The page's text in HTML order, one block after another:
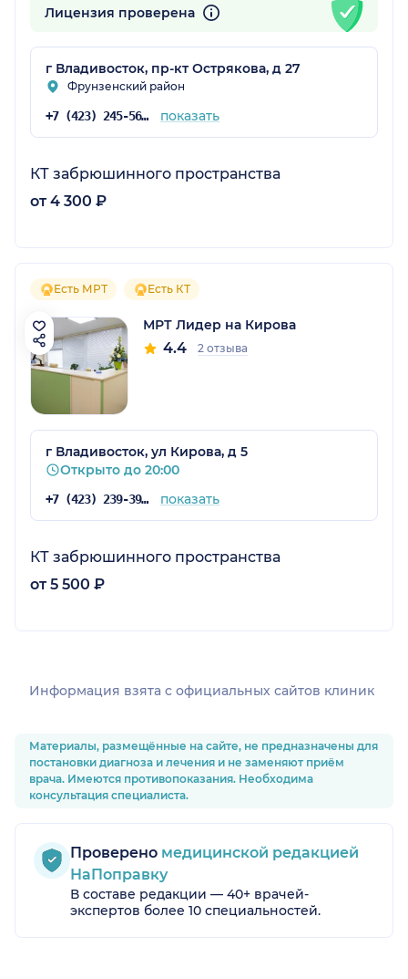
Лицензия проверена
г Владивосток, пр-кт Острякова, д 27
Фрунзенский район
+7 (423) 245-56-76 показать
КТ забрюшинного пространства
от 4 300 ₽
Есть МРТ Есть КТ
МРТ Лидер на Кирова
4.4 2 отзыва
г Владивосток, ул Кирова, д 5
Открыто до 20:00
+7 (423) 239-39-57 показать
КТ забрюшинного пространства
от 5 500 ₽
Информация взята c официальных сайтов клиник
Материалы, размещённые на сайте, не предназначены для
постановки диагноза и лечения и не заменяют приём
врача. Имеются противопоказания. Необходима
консультация специалиста.
Проверено медицинской редакцией
НаПоправку
В составе редакции — 40+ врачей-
экспертов более 10 специальностей.